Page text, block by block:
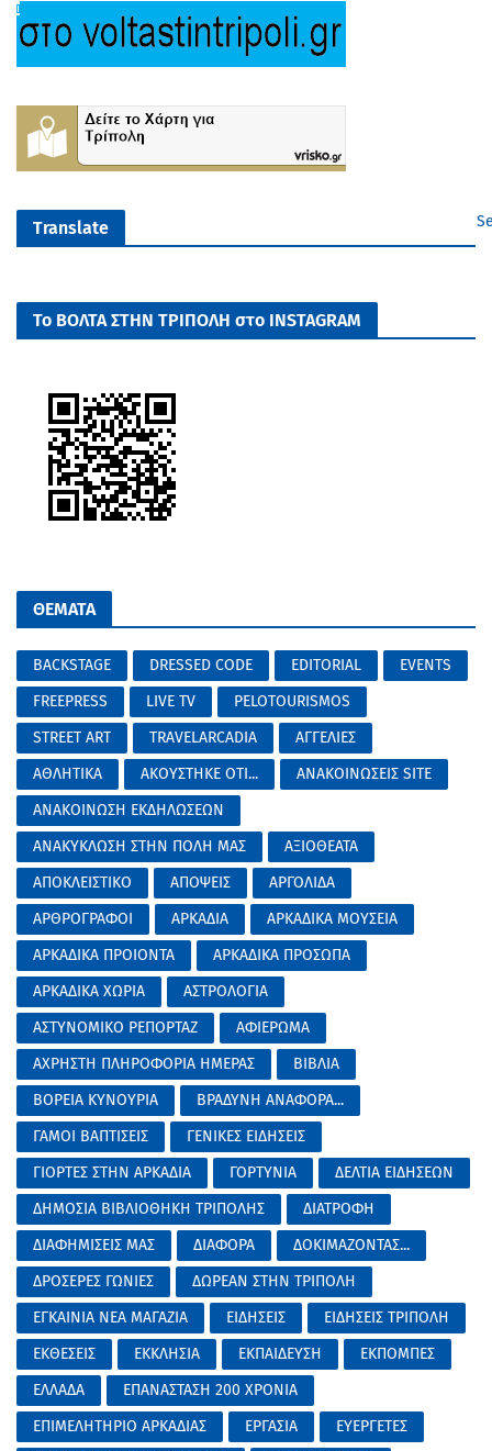
Translate
Το ΒΟΛΤΑ ΣΤΗΝ ΤΡΙΠΟΛΗ στο INSTAGRAM
ΘΕΜΑΤΑ
BACKSTAGE DRESSED CODE EDITORIAL
EVENTS
FREEPRESS
LIVE TV
PELOTOURISMOS
STREET ART
TRAVELARCADIA
ΑΓΓΕΛΙΕΣ
ΑΘΛΗΤΙΚΑ
ΑΚΟΥΣΤΗΚΕ ΟΤΙ...
ΑΝΑΚΟΙΝΩΣΕΙΣ SITE
ΑΝΑΚΟΙΝΩΣΗ ΕΚΔΗΛΩΣΕΩΝ
ΑΝΑΚΥΚΛΩΣΗ ΣΤΗΝ ΠΟΛΗ ΜΑΣ
ΑΞΙΟΘΕΑΤΑ
ΑΠΟΚΛΕΙΣΤΙΚΟ
ΑΠΟΨΕΙΣ
ΑΡΓΟΛΙΔΑ
ΑΡΘΡΟΓΡΑΦΟΙ
ΑΡΚΑΔΙΑ
ΑΡΚΑΔΙΚΑ ΜΟΥΣΕΙΑ
ΑΡΚΑΔΙΚΑ ΠΡΟΙΟΝΤΑ
ΑΡΚΑΔΙΚΑ ΠΡΟΣΩΠΑ
ΑΡΚΑΔΙΚΑ ΧΩΡΙΑ
ΑΣΤΡΟΛΟΓΙΑ
ΑΣΤΥΝΟΜΙΚΟ ΡΕΠΟΡΤΑΖ
ΑΦΙΕΡΩΜΑ
ΑΧΡΗΣΤΗ ΠΛΗΡΟΦΟΡΙΑ ΗΜΕΡΑΣ
ΒΙΒΛΙΑ
ΒΟΡΕΙΑ ΚΥΝΟΥΡΙΑ
ΒΡΑΔΥΝΗ ΑΝΑΦΟΡΑ...
ΓΑΜΟΙ ΒΑΠΤΙΣΕΙΣ
ΓΕΝΙΚΕΣ ΕΙΔΗΣΕΙΣ
ΓΙΟΡΤΕΣ ΣΤΗΝ ΑΡΚΑΔΙΑ
ΓΟΡΤΥΝΙΑ
ΔΕΛΤΙΑ ΕΙΔΗΣΕΩΝ
ΔΗΜΟΣΙΑ ΒΙΒΛΙΟΘΗΚΗ ΤΡΙΠΟΛΗΣ
ΔΙΑΤΡΟΦΗ
ΔΙΑΦΗΜΙΣΕΙΣ ΜΑΣ
ΔΙΑΦΟΡΑ
ΔΟΚΙΜΑΖΟΝΤΑΣ...
ΔΡΟΣΕΡΕΣ ΓΩΝΙΕΣ
ΔΩΡΕΑΝ ΣΤΗΝ ΤΡΙΠΟΛΗ
ΕΓΚΑΙΝΙΑ ΝΕΑ ΜΑΓΑΖΙΑ
ΕΙΔΗΣΕΙΣ
ΕΙΔΗΣΕΙΣ ΤΡΙΠΟΛΗ
ΕΚΘΕΣΕΙΣ
ΕΚΚΛΗΣΙΑ ΕΚΠΑΙΔΕΥΣΗ
ΕΚΠΟΜΠΕΣ
ΕΛΛΑΔΑ
ΕΠΑΝΑΣΤΑΣΗ 200 ΧΡΟΝΙΑ
ΕΠΙΜΕΛΗΤΗΡΙΟ ΑΡΚΑΔΙΑΣ
ΕΡΓΑΣΙΑ
ΕΥΕΡΓΕΤΕΣ